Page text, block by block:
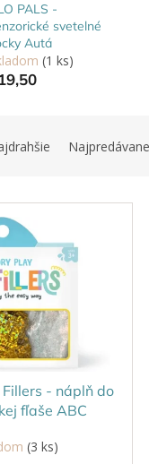
PALS -
svetelné
Autá
(1 ks)
Fillers - náplň do
fľaše ABC
(3 ks)